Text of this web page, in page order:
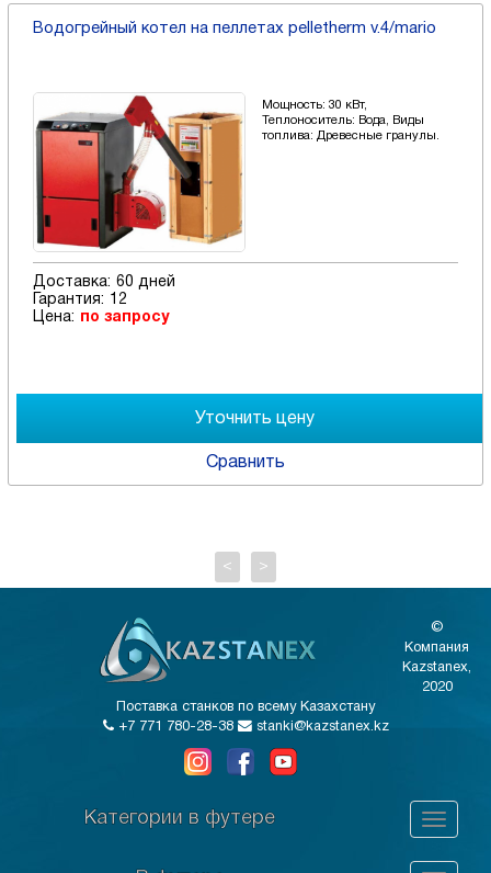
Водогрейный котел на пеллетах pelletherm v.4/mario
Мощность: 30 кВт,
Теплоноситель: Вода, Виды
топлива: Древесные гранулы.
Доставка: 60 дней
Гарантия:
12
Цена:
по запросу
Сравнить
< >
©
Компания
Kazstanex,
2020
Поставка станков по всему Казахстану
+7 771 780-28-38
stanki@kazstanex.kz
Категории в футере